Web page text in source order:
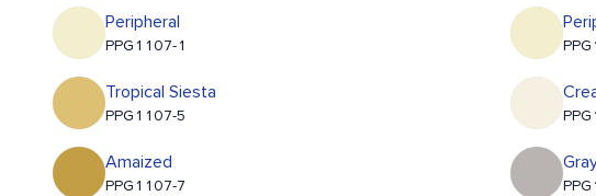
Peripheral
PPG1107-1
Tropical Siesta
PPG1107-5
Amaized
PPG1107-7